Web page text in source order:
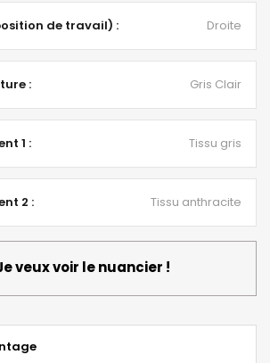
de travail) : Droite
: Gris Clair
1 : Tissu gris
2 : Tissu anthracite
veux voir le nuancier !